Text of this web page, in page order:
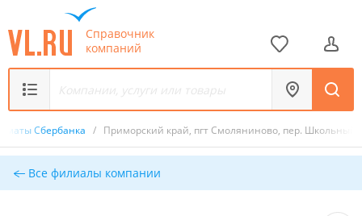
Справочник
компаний
Сбербанка / Приморский край, пгт Смоляниново, пер. Школьный,
Все филиалы компании